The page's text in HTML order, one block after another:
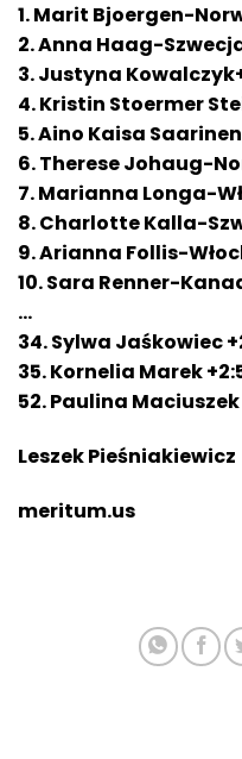
1. Marit Bjoergen-
2. Anna Haag-
3. Justyna
4. Kristin Stoermer
5. Aino Kaisa
6. Therese Johaug-
7. Marianna Longa-
8. Charlotte Kalla-
9. Arianna Follis-
10. Sara Renner-
…
34. Sylwa Jaśkowiec
35. Kornelia Marek
52. Paulina Maciuszek
Leszek Pieśniakiewicz
meritum.us